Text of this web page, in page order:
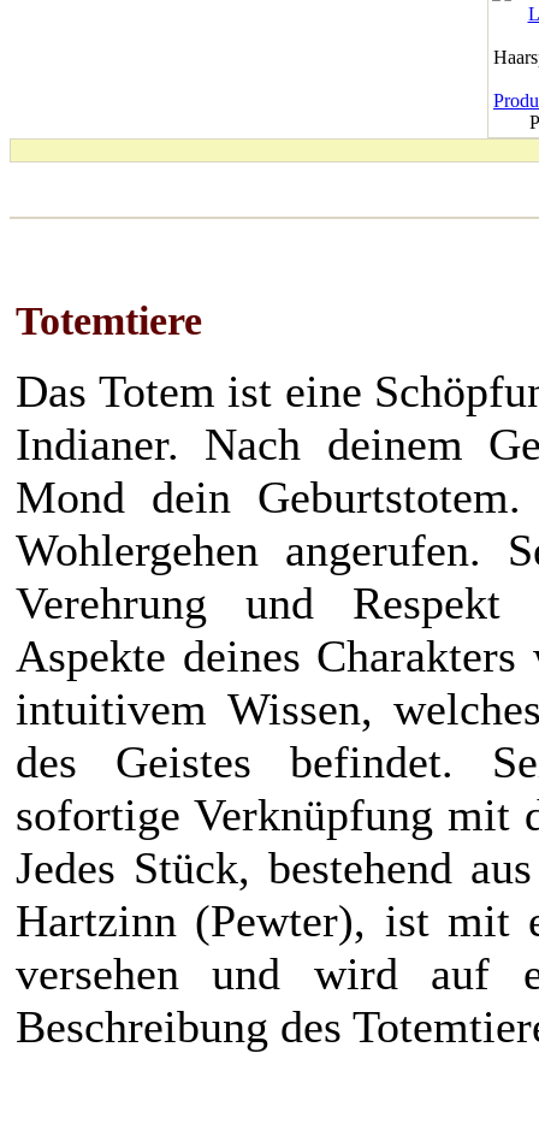
Totemtiere
Das Totem ist eine
Indianer. Nach deinem
Mond dein
Wohlergehen angerufen.
Verehrung und Respekt
Aspekte deines
intuitivem Wissen,
des Geistes befindet.
sofortige Verknüpfung mit
Jedes Stück, bestehend
Hartzinn (Pewter), ist mit
versehen und wird auf
Beschreibung des